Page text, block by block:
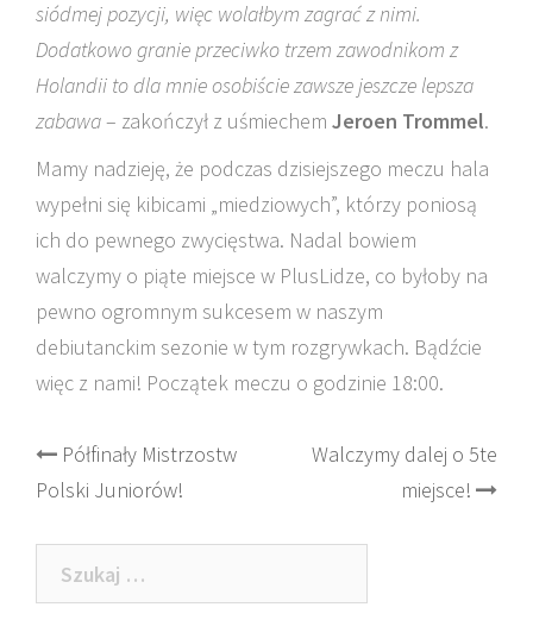
siódmej pozycji, więc wolałbym zagrać z nimi.
Dodatkowo granie przeciwko trzem zawodnikom z
Holandii to dla mnie osobiście zawsze jeszcze lepsza
zabawa– zakończył z uśmiechem Jeroen Trommel.
Mamy nadzieję, że podczas dzisiejszego meczu hala
wypełni się kibicami „miedziowych”, którzy poniosą
ich do pewnego zwycięstwa. Nadal bowiem
walczymy o piąte miejsce w PlusLidze, co byłoby na
pewno ogromnym sukcesem w naszym
debiutanckim sezonie w tym rozgrywkach. Bądźcie
więc z nami! Początek meczu o godzinie 18:00.
Post
navigation
Półfinały Mistrzostw
Polski Juniorów!
Walczymy dalej o 5te
miejsce!
Szukaj: